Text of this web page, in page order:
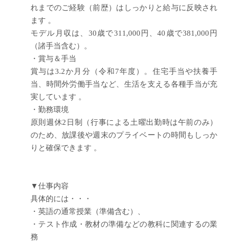
れまでのご経験（前歴）はしっかりと給与に反映され
ます 。
モデル月収は、30歳で311,000円、40歳で381,000円
（諸手当含む）。
・賞与＆手当
賞与は3.2か月分（令和7年度）。住宅手当や扶養手
当、時間外労働手当など、生活を支える各種手当が充
実しています 。
・勤務環境
原則週休2日制（行事による土曜出勤時は午前のみ）
のため、放課後や週末のプライベートの時間もしっか
りと確保できます 。
▼仕事内容
具体的には・・・
・英語の通常授業（準備含む）、
・テスト作成・教材の準備などの教科に関連するの業
務